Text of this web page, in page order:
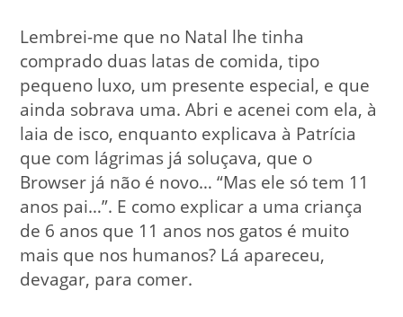
Lembrei-me que no Natal lhe tinha
comprado duas latas de comida, tipo
pequeno luxo, um presente especial, e que
ainda sobrava uma. Abri e acenei com ela, à
laia de isco, enquanto explicava à Patrícia
que com lágrimas já soluçava, que o
Browser já não é novo… “Mas ele só tem 11
anos pai…”. E como explicar a uma criança
de 6 anos que 11 anos nos gatos é muito
mais que nos humanos? Lá apareceu,
devagar, para comer.